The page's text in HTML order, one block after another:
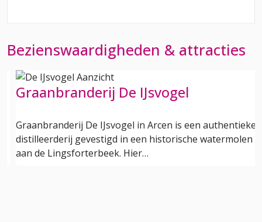
Bezienswaardigheden & attracties
Graanbranderij De IJsvogel
Graanbranderij De IJsvogel in Arcen is een authentieke
distilleerderij gevestigd in een historische watermolen
aan de Lingsforterbeek. Hier…